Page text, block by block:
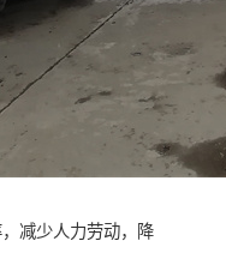
减少人力劳动，降